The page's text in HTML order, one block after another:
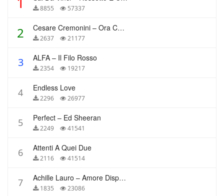
8855 57337
2 Cesare Cremonini – Ora Che Non Ho Più Te
2637 21177
3 ALFA – Il Filo Rosso
2354 19217
4 Endless Love
2296 26977
5 Perfect – Ed Sheeran
2249 41541
6 Attenti A Quei Due
2116 41514
7 Achille Lauro – Amore Disperato
1835 23086